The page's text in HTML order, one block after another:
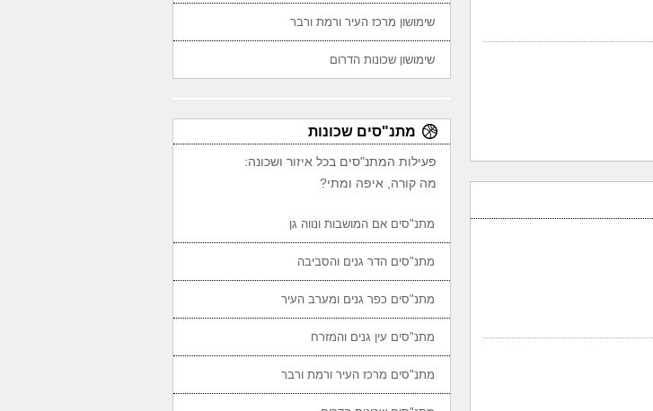
שימושון מרכז העיר ורמת ורבר
שימושון שכונות הדרום
מתנ"סים שכונות
פעילות המתנ"סים בכל איזור ושכונה:
מה קורה, איפה ומתי?
מתנ"סים אם המושבות ונווה גן
מתנ"סים הדר גנים והסביבה
מתנ"סים כפר גנים ומערב העיר
מתנ"סים עין גנים והמזרח
מתנ"סים מרכז העיר ורמת ורבר